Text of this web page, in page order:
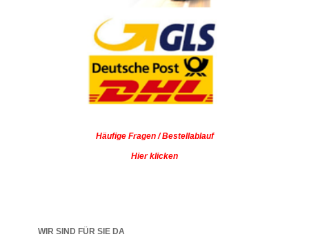
Häufige Fragen / Bestellablauf
Hier klicken
WIR SIND FÜR SIE DA